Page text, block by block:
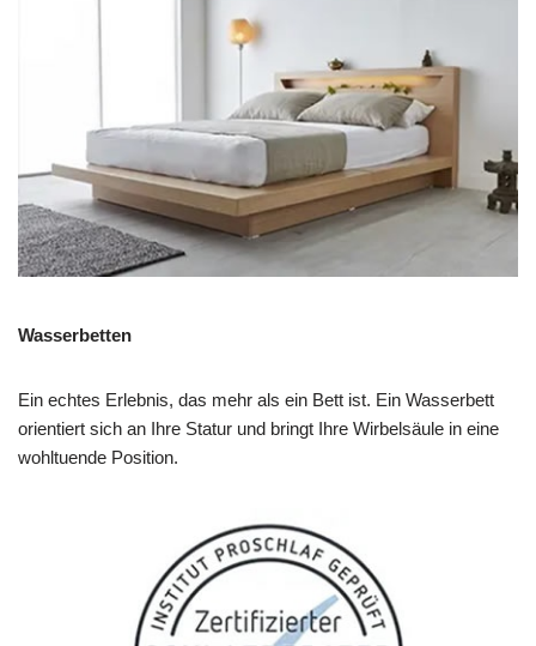
Wasserbetten
Ein echtes Erlebnis, das mehr als ein Bett ist. Ein Wasserbett
orientiert sich an Ihre Statur und bringt Ihre Wirbelsäule in eine
wohltuende Position.